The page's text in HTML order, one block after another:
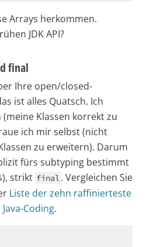
Arrays herkommen.
JDK API?
final
Ihre open/closed-
ist alles Quatsch. Ich
Klassen korrekt zu
ich mir selbst (nicht
zu erweitern). Darum
fürs subtyping bestimmt
strikt final. Vergleichen Sie
Liste der zehn raffinierteste
Coding.